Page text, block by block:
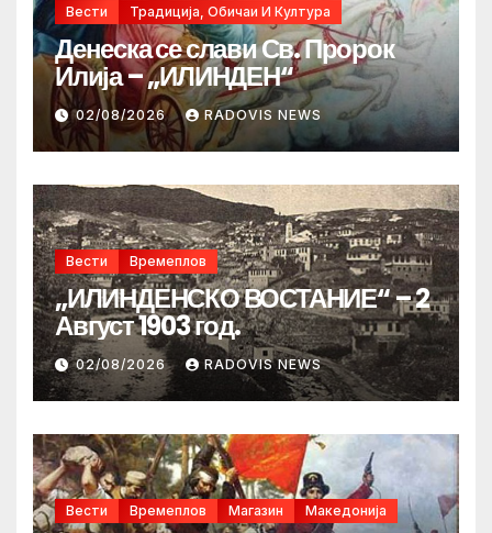
Вести Традиција, Обичаи И Култура
Денеска се слави Св. Пророк
Илија – „ИЛИНДЕН“
02/08/2026 RADOVIS NEWS
Вести Времеплов
„ИЛИНДЕНСКО ВОСТАНИЕ“ – 2
Август 1903 год.
02/08/2026 RADOVIS NEWS
Вести Времеплов Магазин Македонија